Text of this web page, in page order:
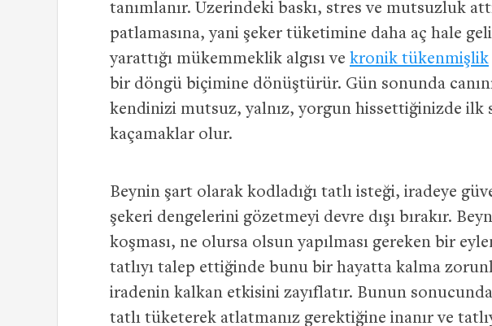
tanımlanır. Üzerindeki baskı, stres ve mutsuzluk
patlamasına, yani şeker tüketimine daha aç hale
yarattığı mükemmeklik algısı ve kronik tükenmişlik
bir döngü biçimine dönüştürür. Gün sonunda
kendinizi mutsuz, yalnız, yorgun hissettiğinizde ilk
kaçamaklar olur.
Beynin şart olarak kodladığı tatlı isteği, iradeye
şekeri dengelerini gözetmeyi devre dışı bırakır.
koşması, ne olursa olsun yapılması gereken bir
tatlıyı talep ettiğinde bunu bir hayatta kalma
iradenin kalkan etkisini zayıflatır. Bunun
tatlı tüketerek atlatmanız gerektiğine inanır ve